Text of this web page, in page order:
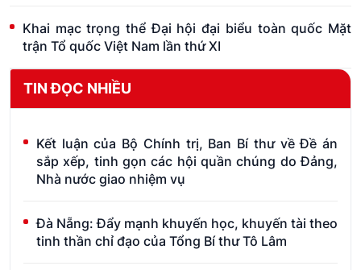
Khai mạc trọng thể Đại hội đại biểu toàn quốc Mặt
trận Tổ quốc Việt Nam lần thứ XI
TIN ĐỌC NHIỀU
Kết luận của Bộ Chính trị, Ban Bí thư về Đề án
sắp xếp, tinh gọn các hội quần chúng do Đảng,
Nhà nước giao nhiệm vụ
Đà Nẵng: Đẩy mạnh khuyến học, khuyến tài theo
tinh thần chỉ đạo của Tổng Bí thư Tô Lâm